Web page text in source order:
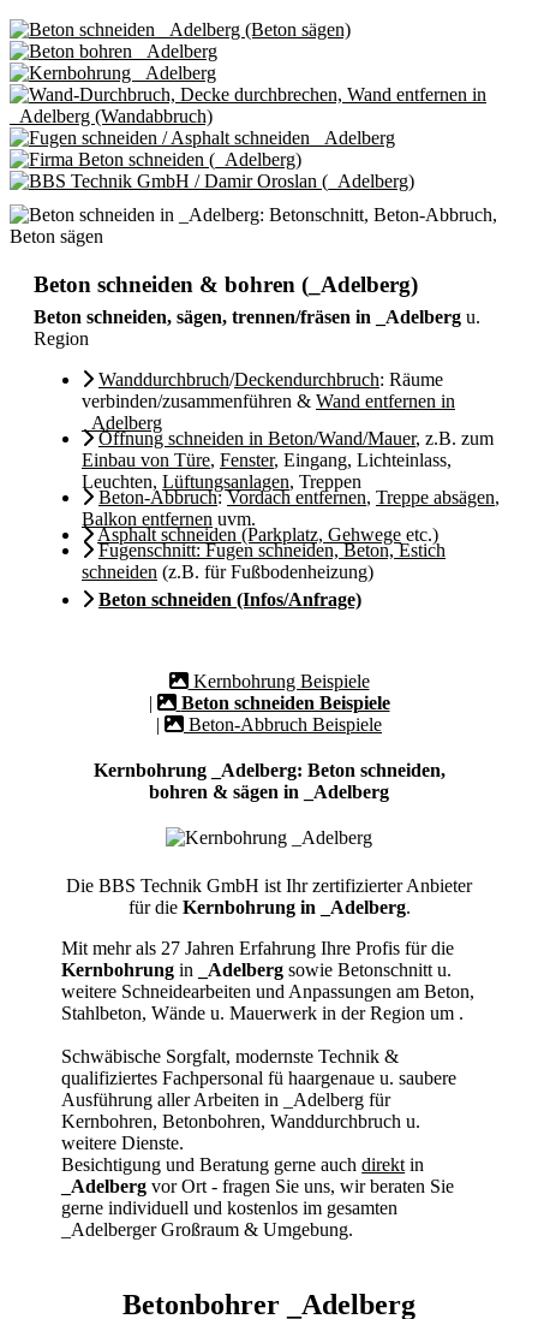
Beton schneiden & bohren (_Adelberg)
Beton schneiden, sägen, trennen/fräsen in _Adelberg u.
Region
Wanddurchbruch/Deckendurchbruch: Räume
verbinden/zusammenführen & Wand entfernen in
_Adelberg
Öffnung schneiden in Beton/Wand/Mauer, z.B. zum
Einbau von Türe, Fenster, Eingang, Lichteinlass,
Leuchten, Lüftungsanlagen, Treppen
Beton-Abbruch:Vordach entfernen, Treppe absägen,
Balkon entfernen uvm.
Asphalt schneiden (Parkplatz, Gehwege etc.)
Fugenschnitt: Fugen schneiden, Beton, Estich
schneiden (z.B. für Fußbodenheizung)
Beton schneiden (Infos/Anfrage)
Kernbohrung Beispiele
|
Beton schneiden Beispiele
|
Beton-Abbruch Beispiele
Kernbohrung _Adelberg: Beton schneiden,
bohren & sägen in _Adelberg
Die BBS Technik GmbH ist Ihr zertifizierter Anbieter
für die Kernbohrung in _Adelberg.
Mit mehr als 27 Jahren Erfahrung Ihre Profis für die
Kernbohrung in _Adelberg sowie Betonschnitt u.
weitere Schneidearbeiten und Anpassungen am Beton,
Stahlbeton, Wände u. Mauerwerk in der Region um .
Schwäbische Sorgfalt, modernste Technik &
qualifiziertes Fachpersonalfü haargenaue u. saubere
Ausführung aller Arbeitenin _Adelberg für
Kernbohren, Betonbohren, Wanddurchbruch u.
weitere Dienste.
Besichtigung und Beratung gerne auchdirekt in
_Adelberg vor Ort - fragen Sie uns, wir beraten Sie
gerne individuell und kostenlos im gesamten
_Adelberger Großraum & Umgebung.
Betonbohrer _Adelberg